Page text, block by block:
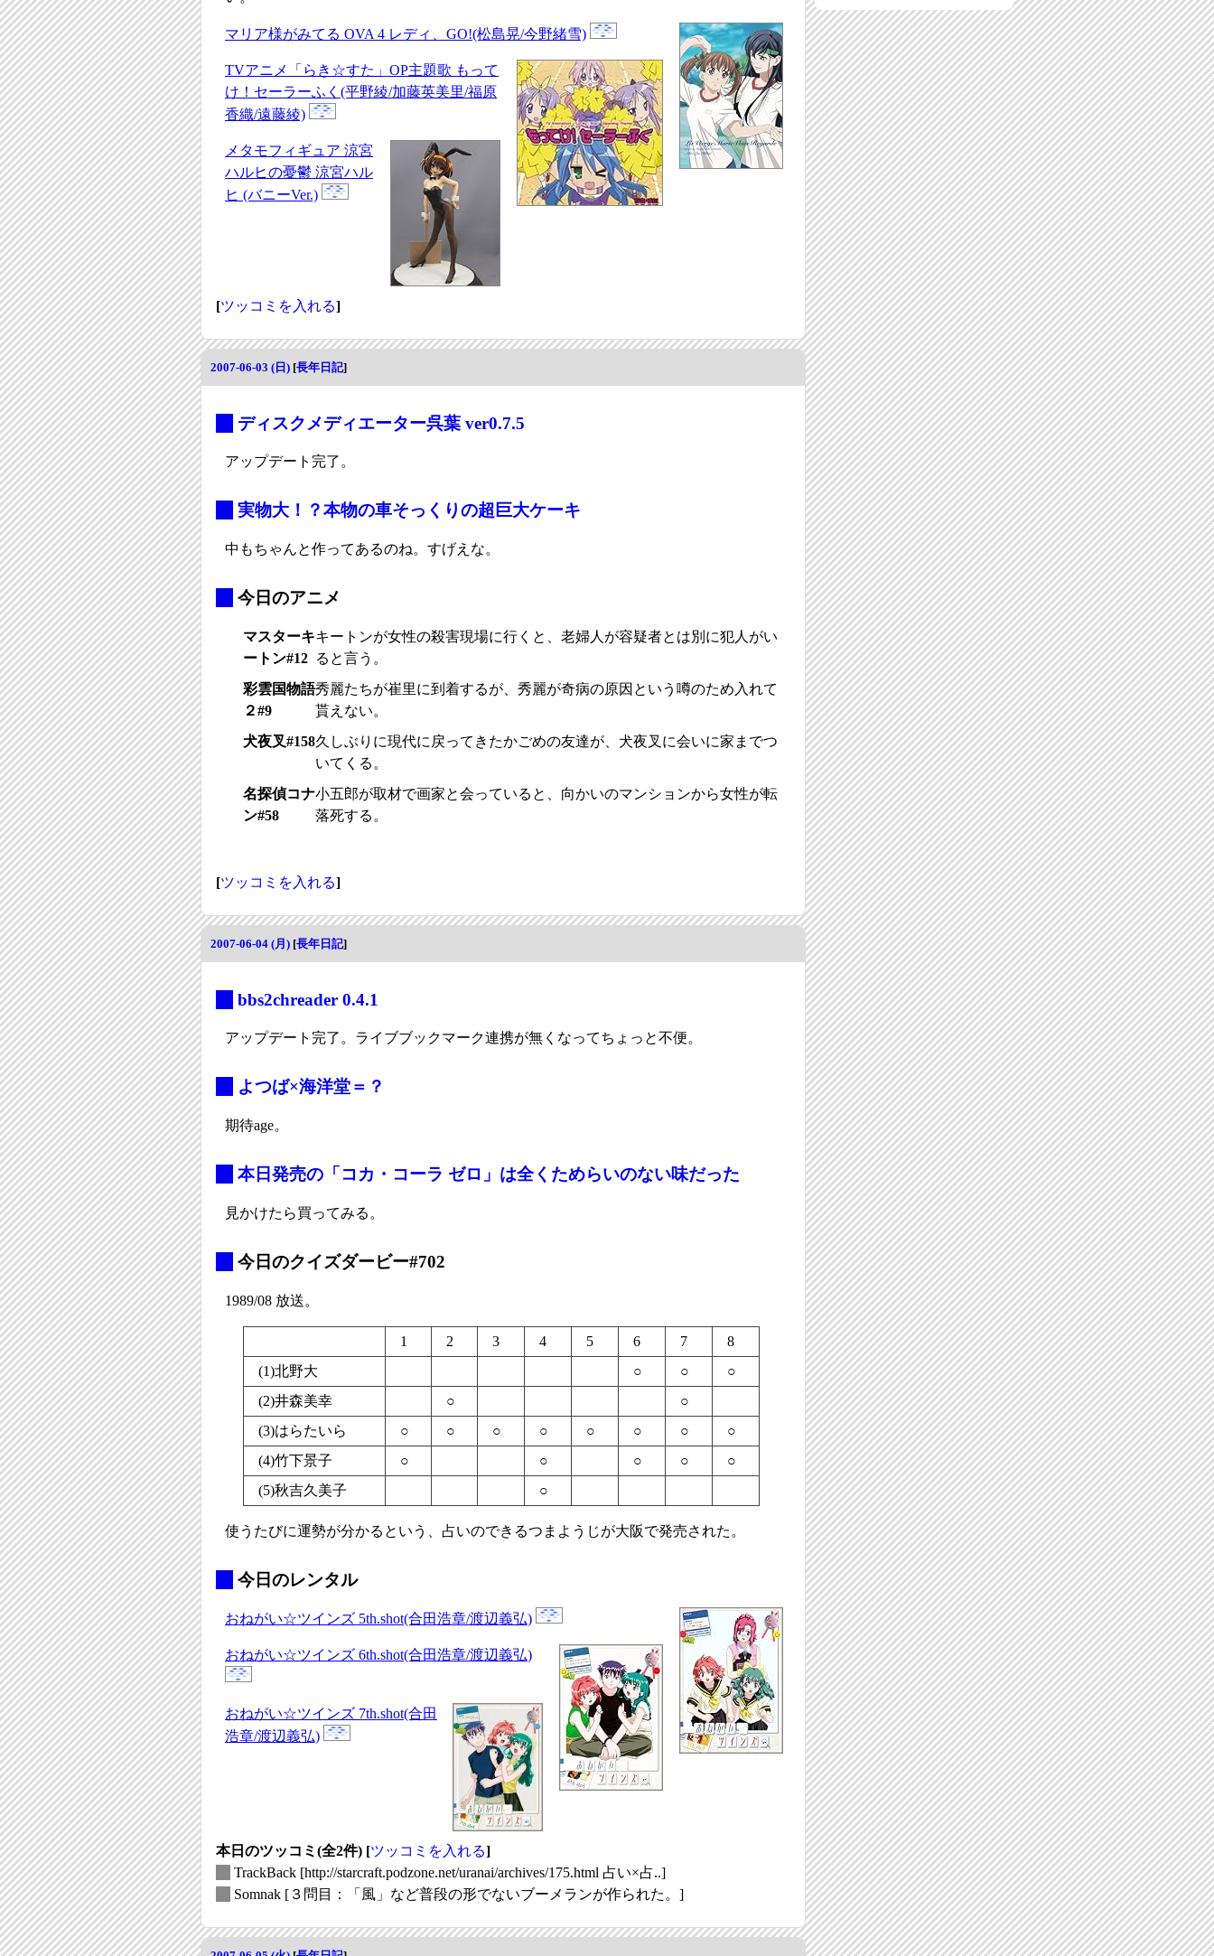
マリア様がみてる OVA 4 レディ、GO!(松島晃/今野緒雪)
TVアニメ「らき☆すた」OP主題歌 もって
け！セーラーふく(平野綾/加藤英美里/福原
香織/遠藤綾)
メタモフィギュア 涼宮
ハルヒの憂鬱 涼宮ハル
ヒ (バニーVer.)
[ツッコミを入れる]
2007-06-03 (日) [長年日記]
ディスクメディエーター呉葉 ver0.7.5
アップデート完了。
実物大！？本物の車そっくりの超巨大ケーキ
中もちゃんと作ってあるのね。すげえな。
今日のアニメ
マスターキ
ートン#12
キートンが女性の殺害現場に行くと、老婦人が容疑者とは別に犯人がい
ると言う。
彩雲国物語
２#9
秀麗たちが崔里に到着するが、秀麗が奇病の原因という噂のため入れて
貰えない。
犬夜叉#158久しぶりに現代に戻ってきたかごめの友達が、犬夜叉に会いに家までつ
いてくる。
名探偵コナ
ン#58
小五郎が取材で画家と会っていると、向かいのマンションから女性が転
落死する。
[ツッコミを入れる]
2007-06-04 (月) [長年日記]
bbs2chreader 0.4.1
アップデート完了。ライブブックマーク連携が無くなってちょっと不便。
よつば×海洋堂＝？
期待age。
本日発売の「コカ・コーラ ゼロ」は全くためらいのない味だった
見かけたら買ってみる。
今日のクイズダービー#702
1989/08 放送。
1 2 3 4 5 6 7
8
(1)北野大
○ ○
○
(2)井森美幸
○
○
(3)はらたいら
○ ○ ○ ○ ○ ○ ○
○
(4)竹下景子
○ ○ ○ ○
○
(5)秋吉久美子
○
使うたびに運勢が分かるという、占いのできるつまようじが大阪で発売された。
今日のレンタル
おねがい☆ツインズ 5th.shot(合田浩章/渡辺義弘)
おねがい☆ツインズ 6th.shot(合田浩章/渡辺義弘)
おねがい☆ツインズ 7th.shot(合田
浩章/渡辺義弘)
本日のツッコミ(全2件) [ツッコミを入れる]
TrackBack [http://starcraft.podzone.net/uranai/archives/175.html 占い×占..]
Somnak [３問目：「風」など普段の形でないブーメランが作られた。]